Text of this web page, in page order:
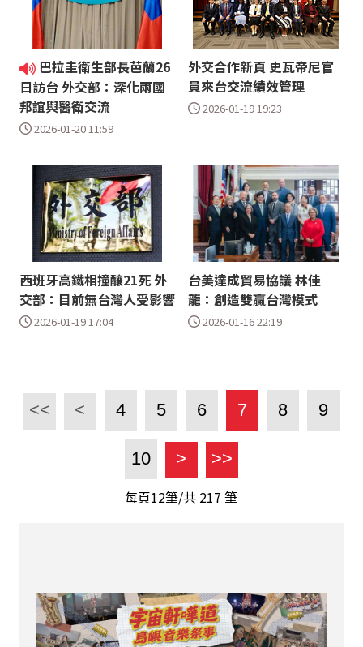
巴拉圭衛生部長芭蘭26
日訪台 外交部：深化兩國
邦誼與醫衛交流
2026-01-20 11:59
外交合作新頁 史瓦帝尼官
員來台交流績效管理
2026-01-19 19:23
西班牙高鐵相撞釀21死 外
交部：目前無台灣人受影響
2026-01-19 17:04
台美達成貿易協議 林佳
龍：創造雙贏台灣模式
2026-01-16 22:19
<< < 4 5 6 7 8 9
10 > >>
每頁12筆/共 217 筆